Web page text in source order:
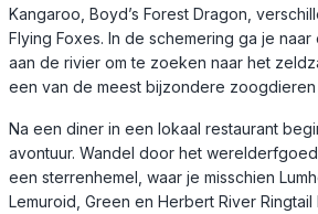
Kangaroo, Boyd’s Forest Dragon,
Flying Foxes. In de schemering ga je
aan de rivier om te zoeken naar het
een van de meest bijzondere
Na een diner in een lokaal restaurant
avontuur. Wandel door het
een sterrenhemel, waar je misschien
Lemuroid, Green en Herbert River